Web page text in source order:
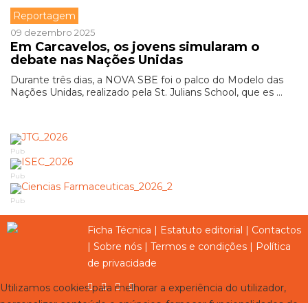
Reportagem
09 dezembro 2025
Em Carcavelos, os jovens simularam o
debate nas Nações Unidas
Durante três dias, a NOVA SBE foi o palco do Modelo das
Nações Unidas, realizado pela St. Julians School, que es ...
Pub
Pub
Pub
Ficha Técnica | Estatuto editorial | Contactos
| Sobre nós | Termos e condições | Política
de privacidade
Utilizamos cookies para melhorar a experiência do utilizador,